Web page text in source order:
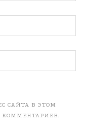
САЙТА В ЭТОМ
КОММЕНТАРИЕВ.